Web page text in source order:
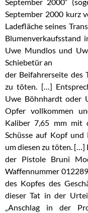
September 2000“
September 2000 kurz
Ladefläche seines
Blumenverkaufsstand
Uwe Mundlos und
Schiebetür an
der Beifahrerseite des
zu töten. […]
Uwe Böhnhardt oder
Opfer vollkommen
Kaliber 7,65 mm mit
Schüsse auf Kopf und
um diesen zu töten. […]
der Pistole Bruni
Waffennummer
des Kopfes des
dieser Tat in der
„Anschlag in der